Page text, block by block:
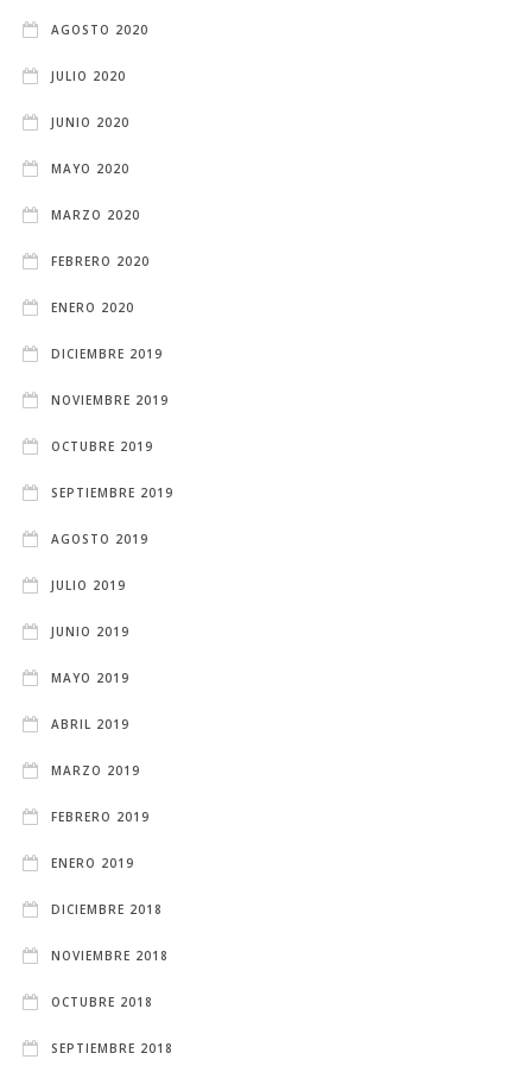
AGOSTO 2020
JULIO 2020
JUNIO 2020
MAYO 2020
MARZO 2020
FEBRERO 2020
ENERO 2020
DICIEMBRE 2019
NOVIEMBRE 2019
OCTUBRE 2019
SEPTIEMBRE 2019
AGOSTO 2019
JULIO 2019
JUNIO 2019
MAYO 2019
ABRIL 2019
MARZO 2019
FEBRERO 2019
ENERO 2019
DICIEMBRE 2018
NOVIEMBRE 2018
OCTUBRE 2018
SEPTIEMBRE 2018